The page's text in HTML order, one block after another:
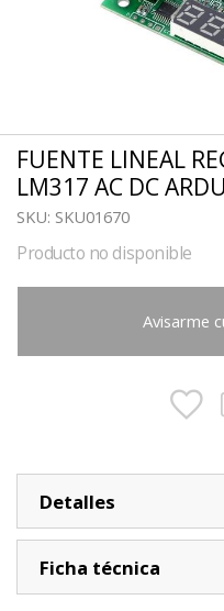
FUENTE LINEAL
LM317 AC DC
SKU: SKU01670
Producto no disponible
Avisarme
Detalles
Ficha técnica